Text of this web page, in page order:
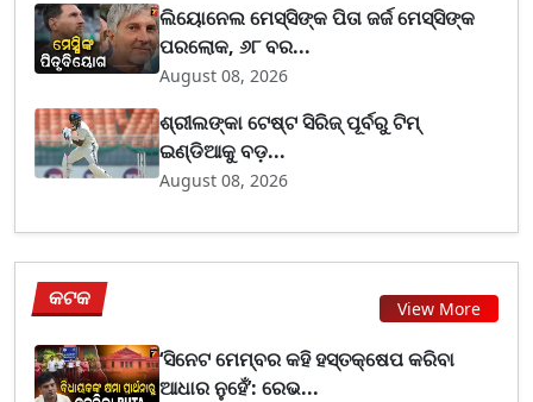
ଲିୟୋନେଲ ମେସ୍ସିଙ୍କ ପିତା ଜର୍ଜ ମେସ୍ସିଙ୍କ
ପରଲୋକ, ୬୮ ବର...
August 08, 2026
ଶ୍ରୀଲଙ୍କା ଟେଷ୍ଟ ସିରିଜ୍‌ ପୂର୍ବରୁ ଟିମ୍‌
ଇଣ୍ଡିଆକୁ ବଡ଼...
August 08, 2026
କଟକ View More
‘ସିନେଟ ମେମ୍ବର କହି ହସ୍ତକ୍ଷେପ କରିବା
ଆଧାର ନୁହେଁ’: ରେଭ...